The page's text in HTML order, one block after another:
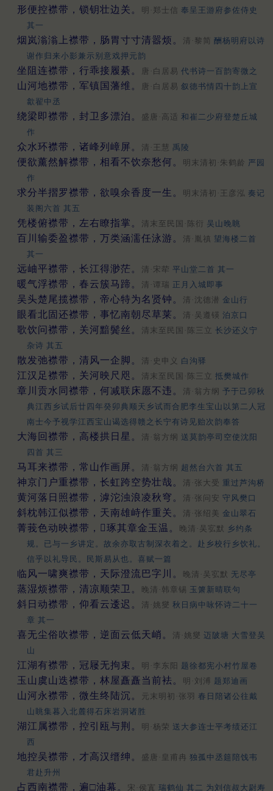
形便控襟带，锁钥壮边关。 明·郑士信 奉呈王游府参佐侍史
其一
烟岚滃滃上襟带，肠胃寸寸清嚣烦。 清·黎简 酬杨明府以诗
谢作归来小影兼示别意戏押元韵
坐阻连襟带，行乖接履綦。 唐·白居易 代书诗一百韵寄微之
山河地襟带，军镇国藩维。 唐·白居易 叙德书情四十韵上宣
歙翟中丞
绕梁即襟带，封卫多漂泊。 盛唐·高适 和崔二少府登楚丘城
作
众水环襟带，诸峰列嶂屏。 清·王慧 禹陵
便欲薰然解襟带，相看不饮奈愁何。 明末清初·朱鹤龄 严园
作
求分半摺罗襟带，欲嗅余香度一生。 明末清初·王彦泓 奏记
装阁六首 其五
凭楼俯襟带，左右瞭指掌。 清末至民国·陈衍 吴山晚眺
百川输委盈襟带，万类涵濡任泳游。 清·胤禛 望海楼二首
其一
远岫平襟带，长江得渺茫。 清·宋荦 平山堂二首 其一
暖气浮襟带，春云簇马蹄。 清·谭瑞 正月入城即事
吴头楚尾揽襟带，帝心特为名贤钟。 清·沈德潜 金山行
眼看北固还襟带，事忆南朝尽草莱。 清·吴遵锳 泊京口
歌饮问襟带，关河黯鬓丝。 清末至民国·陈三立 长沙还义宁
杂诗 其五
散发弛襟带，清风一企脚。 清·史申义 白沟驿
江汉足襟带，关河映尺咫。 清末至民国·陈三立 抵樊城作
章川贡水同襟带，何减联床愿不违。 清·翁方纲 予于己卯秋
典江西乡试后廿四年癸卯典顺天乡试而合肥李生宝山以第二人冠
南士今予视学江西宝山谒选得赣之长宁有诗见贻次韵奉答
大海回襟带，高楼拱日星。 清·翁方纲 送莫韵亭司空使沈阳
四首 其三
马耳来襟带，常山作画屏。 清·翁方纲 超然台六首 其五
神京门户重襟带，长虹跨空势壮哉。 清·张大受 重过芦沟桥
黄河落日照襟带，滹沱浊浪凌秋穹。 清·张问安 守风樊口
斜枕韩江似襟带，天南雄峙作重关。 清·张绍美 金山翠石
菁莪色动映襟带，𤧫琢其章金玉温。 晚清·吴宖默 乡约条
规。已与一乡讲定。故余亦取古制深衣着之。赴乡校行乡饮礼。
信乎以礼导民。民斯易从也。喜赋一篇
临风一啸爽襟带，天际澄流巴字川。 晚清·吴宖默 无尽亭
蒸湿烦襟带，清凉顺荣卫。 晚清·韩章锡 玉箫新晴联句
斜日动襟带，仰看云逶迟。 清·姚燮 秋日病中咏怀诗二十一
章 其一
喜无尘俗吹襟带，逆面云低天峭。 清·姚燮 迈陂塘 大雪登吴
山
江湖有襟带，冠屦无拘束。 明·李东阳 题徐都宪小村竹屋卷
玉山虞山迭襟带，林屋矗矗当前袪。 明·刘溥 题郑迪画
山河永襟带，微生终陆沉。 元末明初·张羽 春日陪诸公往戴
山眺集暮入北麓得石床岩洞诸胜
湖江属襟带，控引瓯与荆。 明·杨荣 送大参连士平考绩还江
西
地控吴襟带，才高汉缙绅。 盛唐·皇甫冉 独孤中丞筵陪饯韦
君赴升州
占西南襟带，遍□油幕。 宋·侯寘 瑞鹤仙 其二 为刘信叔大尉寿